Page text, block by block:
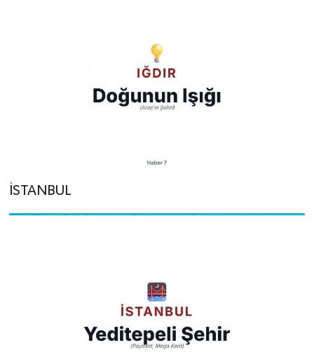
İSTANBUL